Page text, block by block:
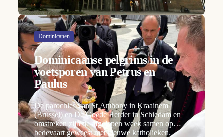
Dominicanen
Dominicaanse pelgrims in de
voetsporen van Petrus en
Paulus
De parochies van St Anthony in Kraainem
(Brussel) en De Goede Herder in Schiedam en
omstreken zijn de afgelopen week samen op
bedevaart geweest met nieuwe katholieken.